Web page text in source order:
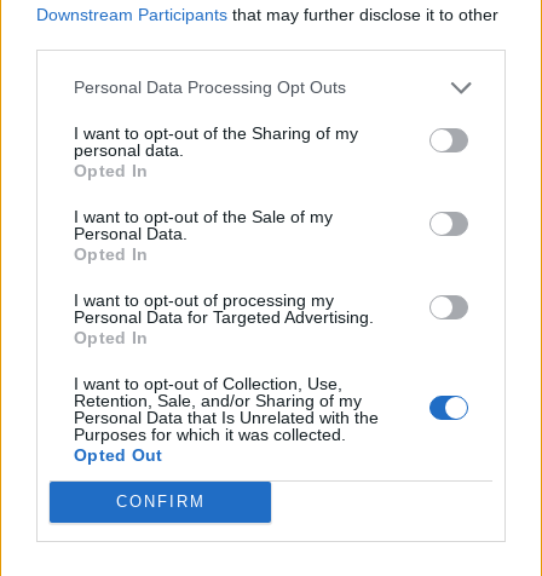
Downstream Participants that may further disclose it to other
Personal Data Processing Opt Outs
I want to opt-out of the Sharing of my
personal data.
Opted In
I want to opt-out of the Sale of my
Personal Data.
Opted In
I want to opt-out of processing my
Personal Data for Targeted Advertising.
Opted In
I want to opt-out of Collection, Use,
Retention, Sale, and/or Sharing of my
Personal Data that Is Unrelated with the
Purposes for which it was collected.
Opted Out
CONFIRM